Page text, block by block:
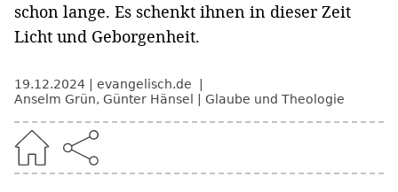
schon lange. Es schenkt ihnen in dieser Zeit
Licht und Geborgenheit.
19.12.2024
evangelisch.de
Anselm Grün, Günter Hänsel Glaube und Theologie